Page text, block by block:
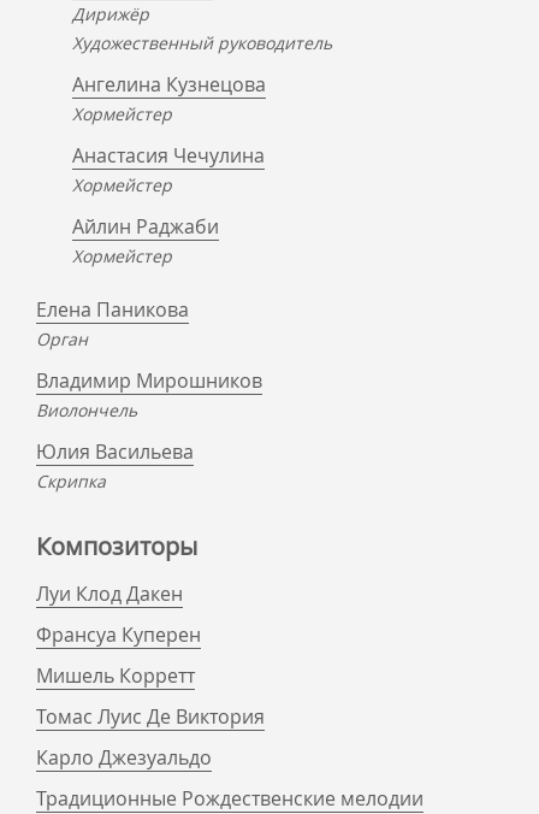
Дирижёр
Художественный руководитель
Ангелина Кузнецова
Хормейстер
Анастасия Чечулина
Хормейстер
Айлин Раджаби
Хормейстер
Елена Паникова
Орган
Владимир Мирошников
Виолончель
Юлия Васильева
Скрипка
Композиторы
Луи Клод Дакен
Франсуа Куперен
Мишель Корретт
Томас Луис Де Виктория
Карло Джезуальдо
Традиционные Рождественские мелодии